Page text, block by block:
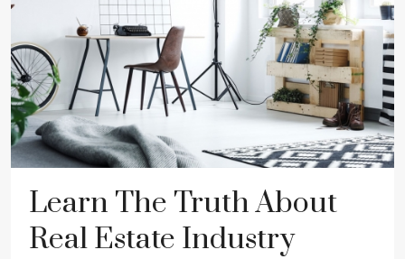
Learn The Truth About
Real Estate Industry